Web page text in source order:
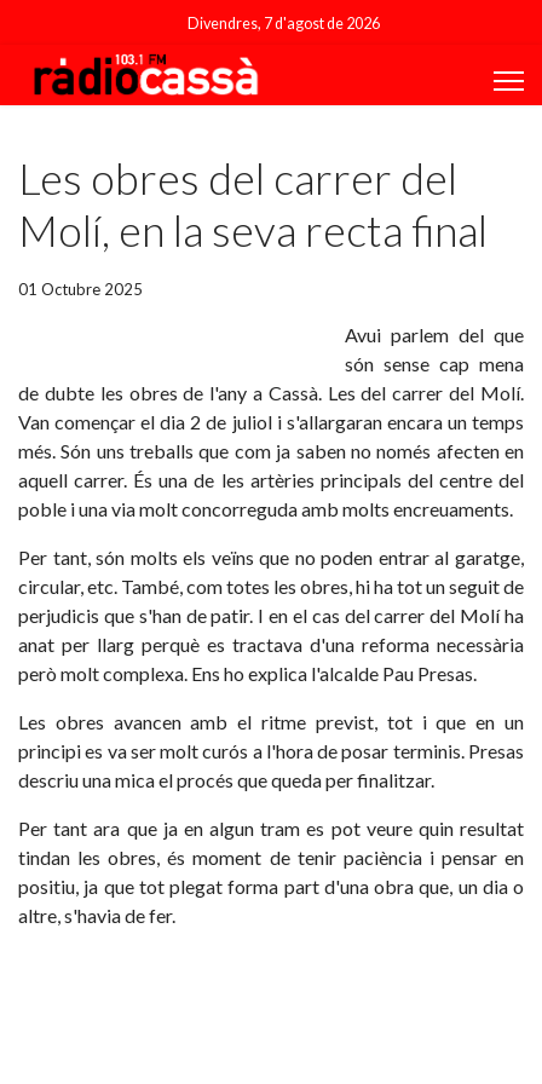
Divendres, 7 d'agost de 2026
Les obres del carrer del
Molí, en la seva recta final
01 Octubre 2025
Avui parlem del que
són sense cap mena
de dubte les obres de l'any a Cassà. Les del carrer del Molí.
Van començar el dia 2 de juliol i s'allargaran encara un temps
més. Són uns treballs que com ja saben no només afecten en
aquell carrer. És una de les artèries principals del centre del
poble i una via molt concorreguda amb molts encreuaments.
Per tant, són molts els veïns que no poden entrar al garatge,
circular, etc. També, com totes les obres, hi ha tot un seguit de
perjudicis que s'han de patir. I en el cas del carrer del Molí ha
anat per llarg perquè es tractava d'una reforma necessària
però molt complexa. Ens ho explica l'alcalde Pau Presas.
Les obres avancen amb el ritme previst, tot i que en un
principi es va ser molt curós a l'hora de posar terminis. Presas
descriu una mica el procés que queda per finalitzar.
Per tant ara que ja en algun tram es pot veure quin resultat
tindan les obres, és moment de tenir paciència i pensar en
positiu, ja que tot plegat forma part d'una obra que, un dia o
altre, s'havia de fer.